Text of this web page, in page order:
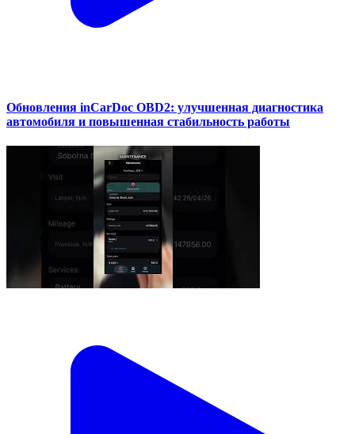
Обновления inCarDoc OBD2: улучшенная диагностика
автомобиля и повышенная стабильность работы